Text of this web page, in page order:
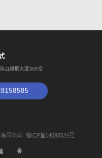
山绿桐大厦308室
限公司. 粤ICP备14098524号